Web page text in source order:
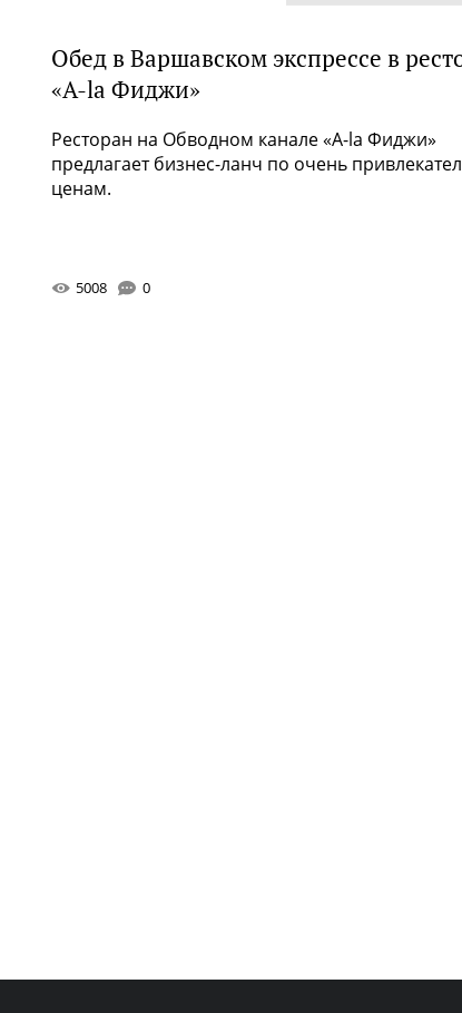
Обед в Варшавском экспрессе в
«A-la Фиджи»
Ресторан на Обводном канале «A-la Фиджи»
предлагает бизнес-ланч по очень
ценам.
5008 0